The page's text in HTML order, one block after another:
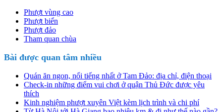
Phượt vùng cao
Phượt biển
Phượt đảo
Tham quan chùa
Bài được quan tâm nhiều
Quán ăn ngon, nổi tiếng nhất ở Tam Đảo: địa chỉ, điện thoại
Check-in những điểm vui chơi ở quận Thủ Đức được yêu
thích
Kinh nghiệm phượt xuyên Việt kèm lịch trình và chi phí